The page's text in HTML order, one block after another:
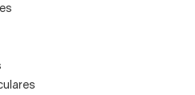
por niños.
ahorra
y bidé